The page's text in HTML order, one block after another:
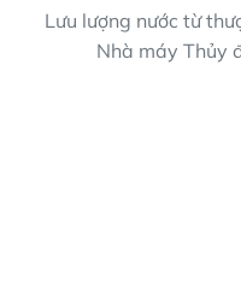
Lưu lượng nước từ
Nhà máy Thủy